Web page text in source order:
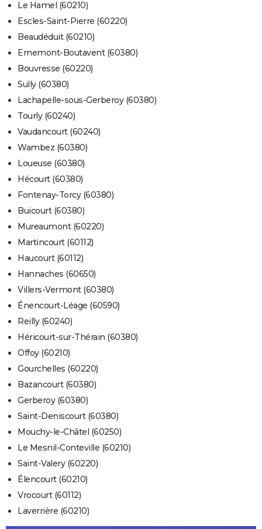
Le Hamel (60210)
Escles-Saint-Pierre (60220)
Beaudéduit (60210)
Ernemont-Boutavent (60380)
Bouvresse (60220)
Sully (60380)
Lachapelle-sous-Gerberoy (60380)
Tourly (60240)
Vaudancourt (60240)
Wambez (60380)
Loueuse (60380)
Hécourt (60380)
Fontenay-Torcy (60380)
Buicourt (60380)
Mureaumont (60220)
Martincourt (60112)
Haucourt (60112)
Hannaches (60650)
Villers-Vermont (60380)
Énencourt-Léage (60590)
Reilly (60240)
Héricourt-sur-Thérain (60380)
Offoy (60210)
Gourchelles (60220)
Bazancourt (60380)
Gerberoy (60380)
Saint-Deniscourt (60380)
Mouchy-le-Châtel (60250)
Le Mesnil-Conteville (60210)
Saint-Valery (60220)
Élencourt (60210)
Vrocourt (60112)
Laverrière (60210)